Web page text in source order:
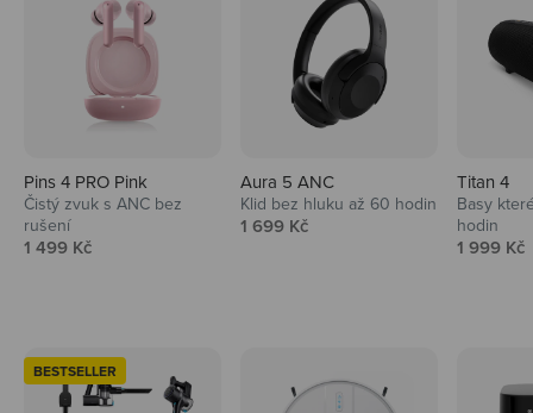
Pins 4 PRO Pink
Čistý zvuk s ANC bez
rušení
Prodejní cena
1 499 Kč
Aura 5 ANC
Klid bez hluku až 60 hodin
Prodejní cena
1 699 Kč
Titan 4
Basy
hodin
Prodejní
1 999 Kč
BESTSELLER